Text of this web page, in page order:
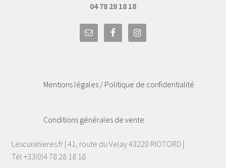
04 78 28 18 18
Mentions légales / Politique de confidentialité
Conditions générales de vente
Lescuisinieres.fr | 41, route du Velay 43220 RIOTORD |
Tél +33(0)4 78 28 18 18